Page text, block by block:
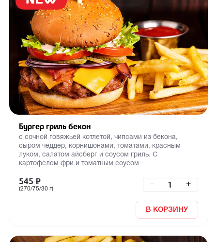
Бургер гриль бекон
с сочной говяжьей котлетой, чипсами из бекона,
сыром чеддер, корнишонами, томатами, красным
луком, салатом айсберг и соусом гриль. С
картофелем фри и томатным соусом
545 ₽
(270/75/30 г)
+
В КОРЗИНУ